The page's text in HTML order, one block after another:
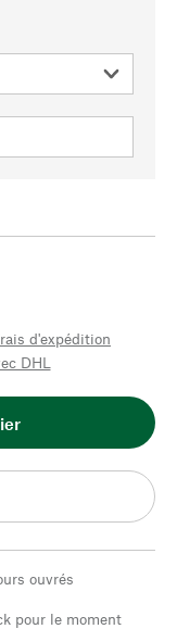
d'expédition
DHL
ouvrés
pour le moment